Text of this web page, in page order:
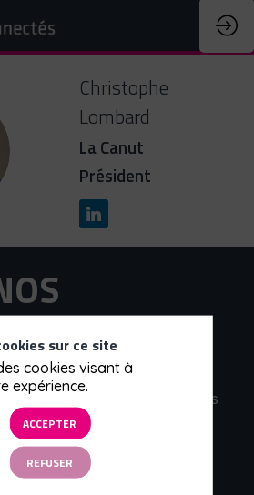
Christophe
Lombard
La Canut
Président
actualité et l'ensemble de nos
sur ce site
cookies visant à
expérience.
ACCEPTER
REFUSER